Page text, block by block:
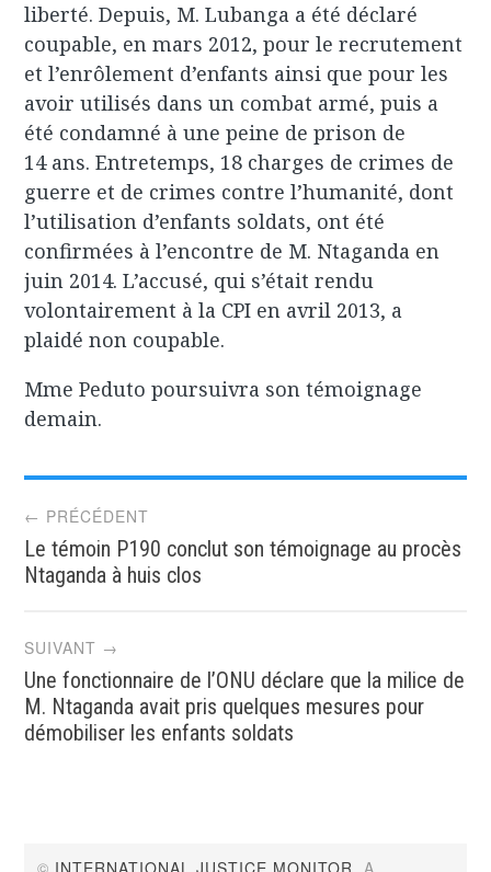
liberté. Depuis, M. Lubanga a été déclaré
coupable, en mars 2012, pour le recrutement
et l’enrôlement d’enfants ainsi que pour les
avoir utilisés dans un combat armé, puis a
été condamné à une peine de prison de
14 ans. Entretemps, 18 charges de crimes de
guerre et de crimes contre l’humanité, dont
l’utilisation d’enfants soldats, ont été
confirmées à l’encontre de M. Ntaganda en
juin 2014. L’accusé, qui s’était rendu
volontairement à la CPI en avril 2013, a
plaidé non coupable.
Mme Peduto poursuivra son témoignage
demain.
Post
navigation
← PRÉCÉDENT
Le témoin P190 conclut son témoignage au procès
Ntaganda à huis clos
SUIVANT →
Une fonctionnaire de l’ONU déclare que la milice de
M. Ntaganda avait pris quelques mesures pour
démobiliser les enfants soldats